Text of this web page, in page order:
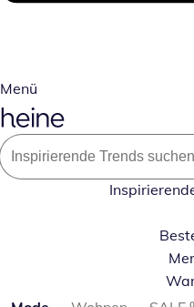
Menü
Produktkategorien